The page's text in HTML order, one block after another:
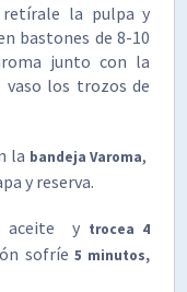
la pulpa y
bastones de 8-10
junto con la
los trozos de
la bandeja Varoma,
y reserva.
aceite y trocea 4
sofríe5 minutos,